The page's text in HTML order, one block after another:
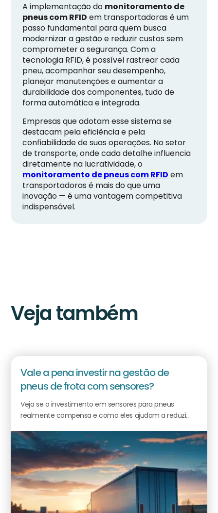
A implementação do monitoramento de
pneus com RFID em transportadoras é um
passo fundamental para quem busca
modernizar a gestão e reduzir custos sem
comprometer a segurança. Com a
tecnologia RFID, é possível rastrear cada
pneu, acompanhar seu desempenho,
planejar manutenções e aumentar a
durabilidade dos componentes, tudo de
forma automática e integrada.
Empresas que adotam esse sistema se
destacam pela eficiência e pela
confiabilidade de suas operações. No setor
de transporte, onde cada detalhe influencia
diretamente na lucratividade, o
monitoramento de pneus com RFID em
transportadoras é mais do que uma
inovação — é uma vantagem competitiva
indispensável.
Veja também
Vale a pena investir na gestão de
pneus de frota com sensores?
Veja se o investimento em sensores para pneus
realmente compensa e como eles ajudam a reduzi...